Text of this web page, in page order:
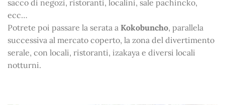
sacco di negozi, ristoranti, localini, sale pachincko,
ecc…
Potrete poi passare la serata a Kokobuncho, parallela
successiva al mercato coperto, la zona del divertimento
serale, con locali, ristoranti, izakaya e diversi locali
notturni.